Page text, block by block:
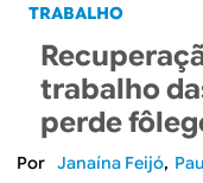
g
á
r
i
TRABALHO
trabalho
perde
Janaína Feijó